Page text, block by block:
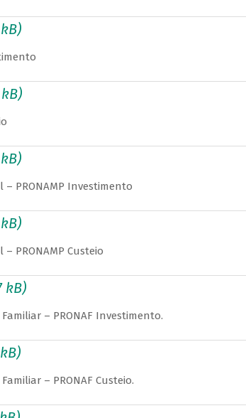
PRONAMP Investimento
PRONAMP Custeio
kB)
– PRONAF Investimento.
– PRONAF Custeio.